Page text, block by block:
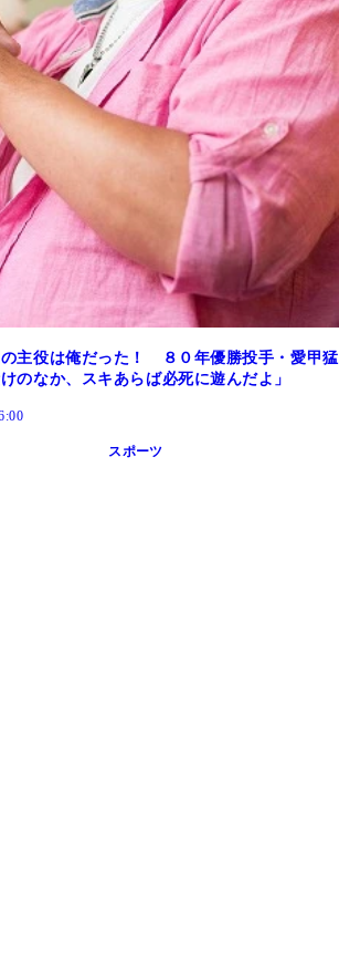
主役は俺だった！ ８０年優勝投手・愛甲猛
のなか、スキあらば必死に遊んだよ」
スポーツ